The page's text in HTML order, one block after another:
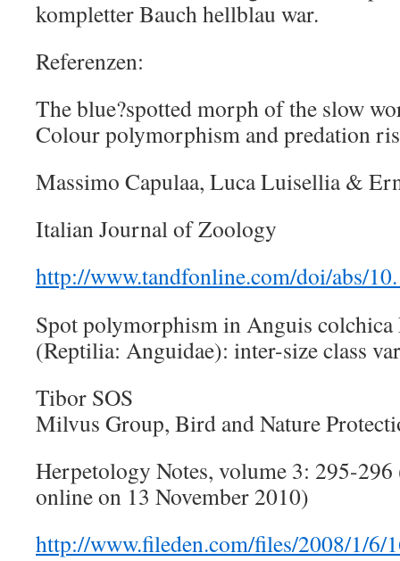
kompletter Bauch hellblau war.
Referenzen:
The blue?spotted morph of the slow
Colour polymorphism and predation
Massimo Capulaa, Luca Luisellia &
Italian Journal of Zoology
http://www.tandfonline.com/doi/abs/
Spot polymorphism in Anguis colchica
(Reptilia: Anguidae): inter-size class
Tibor SOS
Milvus Group, Bird and Nature
Herpetology Notes, volume 3: 295-
online on 13 November 2010)
http://www.fileden.com/files/2008/1/